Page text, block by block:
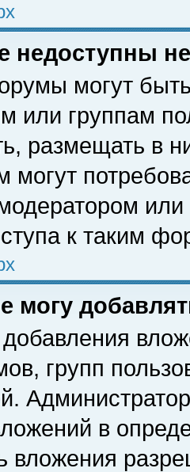
недоступны
могут
или группам
размещать в
могут
к таким
могу
групп
в
вложения